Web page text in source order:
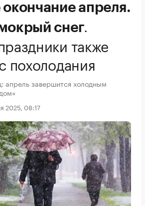
апреля.
снег.
также
похолодания
апрель завершится холодным
2025, 08:17